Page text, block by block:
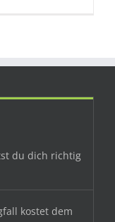
du dich richtig
kostet dem